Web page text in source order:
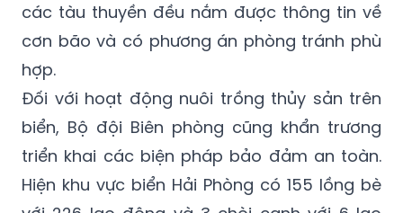
các tàu thuyền đều nắm được thông tin về
cơn bão và có phương án phòng tránh phù
hợp.
Đối với hoạt động nuôi trồng thủy sản trên
biển, Bộ đội Biên phòng cũng khẩn trương
triển khai các biện pháp bảo đảm an toàn.
Hiện khu vực biển Hải Phòng có 155 lồng bè